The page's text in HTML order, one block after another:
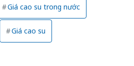
Giá cao su trong nước
Giá cao su